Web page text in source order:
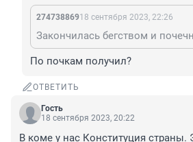
27473886918 сентября 2023, 22:26
По почкам получил?
ОТВЕТИТЬ
Гость
18 сентября 2023, 20:22
В коме у нас Конституция страны.